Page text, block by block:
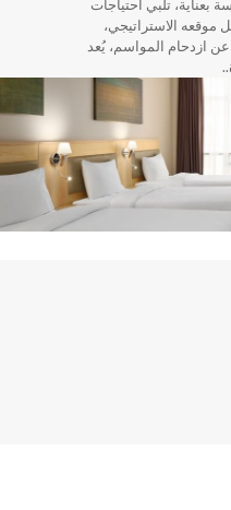
بعناية، تلبي احتياجات
الاستراتيجي،
عن ازدحام المواسم، يُعد
والخصوصية والهدوء، لتكون
والزوار الباحثين عن الاسترخاء في